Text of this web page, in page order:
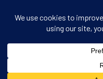
© 2025 - Guías